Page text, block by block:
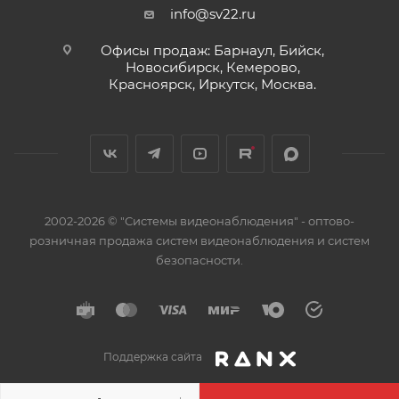
Степень защиты оболочки: IP41
Ширина, мм, не более: 301
Высота, мм, не более: 101
Глубина, мм, не более: 21
Диапазон рабочих температур, °С: от -40 до +55
info@sv22.ru
Офисы продаж: Барнаул, Бийск,
Новосибирск, Кемерово,
Красноярск, Иркутск, Москва.
2002-2026 © "Системы видеонаблюдения" - оптово-
розничная продажа систем видеонаблюдения и систем
безопасности.
Поддержка сайта